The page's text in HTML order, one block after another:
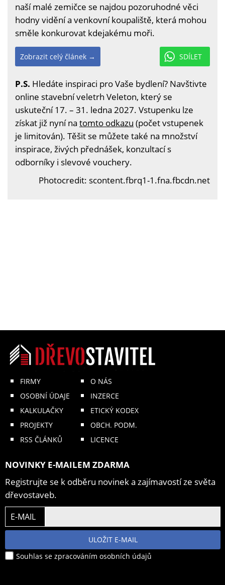
naší malé zemičce se najdou pozoruhodné věci
hodny vidění a venkovní koupaliště, která mohou
směle konkurovat kdejakému moři.
SDÍLET
Zobrazit celý článek →
P.S. Hledáte inspiraci pro Vaše bydlení? Navštivte
online stavební veletrh Veleton, který se
uskuteční 17. – 31. ledna 2027. Vstupenku lze
získat již nyní na tomto odkazu (počet vstupenek
je limitován). Těšit se můžete také na množství
inspirace, živých přednášek, konzultací s
odborníky i slevové vouchery.
Photocredit: scontent.fbrq1-1.fna.fbcdn.net
FIRMY
OSOBNÍ ÚDAJE
KALKULAČKY
PROJEKTY
RSS ČLÁNKŮ
O NÁS
INZERCE
ETICKÝ KODEX
OBCH. PODM.
LICENCE
NOVINKY E-MAILEM ZDARMA
Registrujte se k odběru novinek a zajímavostí ze světa
dřevostaveb.
E-MAIL
ULOŽIT E-MAIL
Souhlas se zpracováním osobních údajů